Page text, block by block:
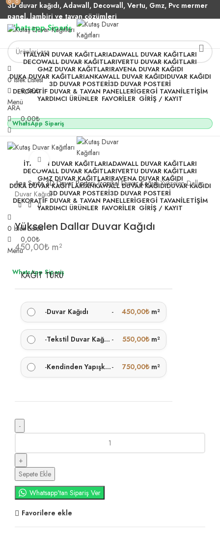
3D duvar kağıdı, Adawall, Decowall, Vertu, Gmz, Pvc mermer
panel, lambiri ve tavan çözümleri
Whatsapp Sipariş
2500 TL üzeri alışverişlerde vade farksız 3 taksit fırsatı!
0 İstek Listesi
0,00₺
Menü
WhatsApp Sipariş
İTALYAN DUVAR KAĞITLARIADAWALL DUVAR KAĞITLARI
DECOWALL DUVAR KAĞITLARIVERTU DUVAR KAĞITLARI
GMZ DUVAR KAĞITLARIRAVENA DUVAR KAĞIDI
DUKA DUVAR KAĞITLARIANKAWALL DUVAR KAĞIDIDUVAR KAĞIDI
3D DUVAR POSTERI3D DUVAR POSTERI
DEKORATIF DUVAR & TAVAN PANELLERIGERGI TAVANİLETIŞIM
YARDIMCI ÜRÜNLER FAVORİLER GİRİŞ / KAYIT
ARA
0,00₺
İTALYAN DUVAR KAĞITLARIADAWALL DUVAR KAĞITLARI
DECOWALL DUVAR KAĞITLARIVERTU DUVAR KAĞITLARI
GMZ DUVAR KAĞITLARIRAVENA DUVAR KAĞIDI
DUKA DUVAR KAĞITLARIANKAWALL DUVAR KAĞIDIDUVAR KAĞIDI
3D DUVAR POSTERI3D DUVAR POSTERI
DEKORATIF DUVAR & TAVAN PANELLERIGERGI TAVANİLETIŞIM
YARDIMCI ÜRÜNLER FAVORİLER GİRİŞ / KAYIT
0 İstek Listesi
0,00₺
Menü
WhatsApp Sipariş
Büyütmek için tıklayın
Ana Sayfa3D Duvar PosteriTropikal Duvar KağıdıYükselen Dallar
Duvar Kağıdı
Yükselen Dallar Duvar Kağıdı
450,00₺ m²
KAĞIT TÜRÜ
-Duvar Kağıdı - 450,00₺ m²
- Tekstil Duvar Kağıdı - 550,00₺ m²
- Kendinden Yapışkanlı- 750,00₺ m²
Sepete Ekle
Whatsapp'tan Sipariş Ver
Favorilere ekle